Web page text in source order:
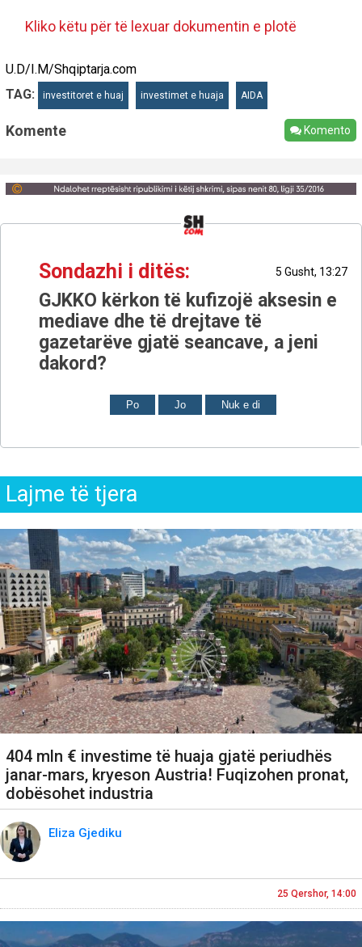
Kliko këtu për të lexuar dokumentin e plotë
U.D/I.M/Shqiptarja.com
TAG:
investitoret e huaj investimet e huaja AIDA
Komente Komento
Sondazhi i ditës: 5 Gusht, 13:27
GJKKO kërkon të kufizojë aksesin e
mediave dhe të drejtave të
gazetarëve gjatë seancave, a jeni
dakord?
Po Jo Nuk e di
Lajme të tjera
404 mln € investime të huaja gjatë periudhës
janar-mars, kryeson Austria! Fuqizohen pronat,
dobësohet industria
Eliza Gjediku
25 Qershor, 14:00